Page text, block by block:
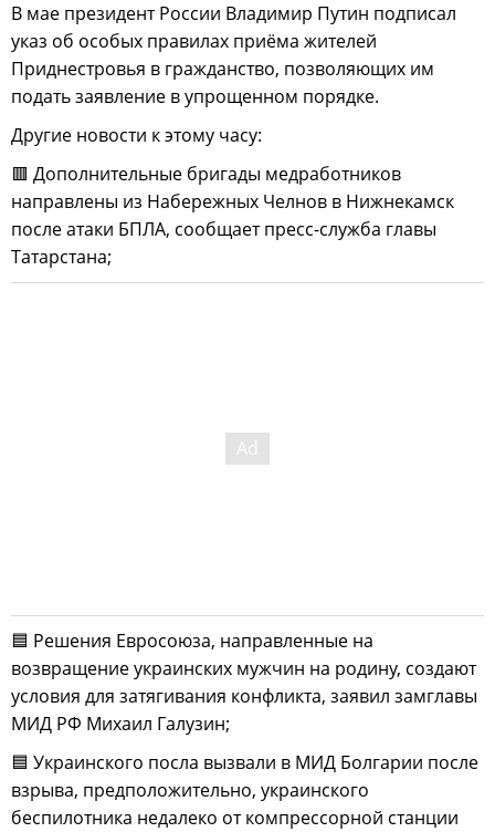
В мае президент России Владимир Путин подписал
указ об особых правилах приёма жителей
Приднестровья в гражданство, позволяющих им
подать заявление в упрощенном порядке.
Другие новости к этому часу:
🟥 Дополнительные бригады медработников
направлены из Набережных Челнов в Нижнекамск
после атаки БПЛА, сообщает пресс-служба главы
Татарстана;
🟦 Решения Евросоюза, направленные на
возвращение украинских мужчин на родину, создают
условия для затягивания конфликта, заявил замглавы
МИД РФ Михаил Галузин;
🟦 Украинского посла вызвали в МИД Болгарии после
взрыва, предположительно, украинского
беспилотника недалеко от компрессорной станции